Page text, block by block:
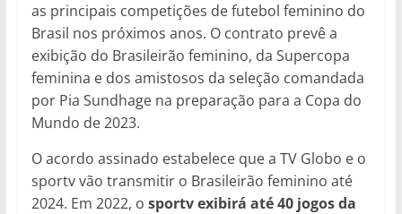
as principais competições de futebol feminino do
Brasil nos próximos anos. O contrato prevê a
exibição do Brasileirão feminino, da Supercopa
feminina e dos amistosos da seleção comandada
por Pia Sundhage na preparação para a Copa do
Mundo de 2023.
O acordo assinado estabelece que a TV Globo e o
sportv vão transmitir o Brasileirão feminino até
2024. Em 2022, o sportv exibirá até 40 jogos da